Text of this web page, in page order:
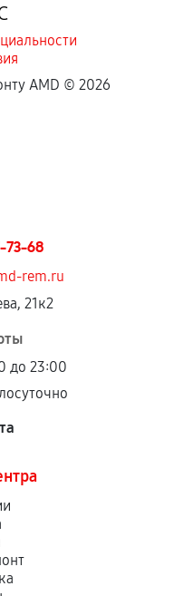
AMD © 2026
73-68
rem.ru
21к2
до 23:00